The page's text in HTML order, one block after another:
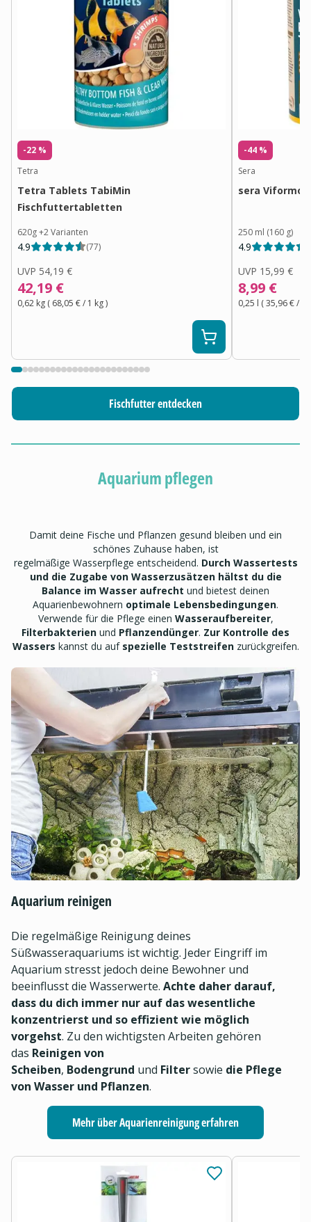
-22 %
Tetra
Tetra Tablets TabiMin
Fischfuttertabletten
620g+2Varianten
4.9 (77)
UVP 54,19 €
42,19 €
0,62 kg ( 68,05 €/ 1 kg)
-44 %
Sera
sera Viformo
250 ml (160 g)
4.9
UVP 15,99 €
8,99 €
0,25 l (35,96 €/ 1
Fischfutter entdecken
Aquarium pflegen
Damit deine Fische und Pflanzen gesund bleiben und ein
schönes Zuhause haben, ist
regelmäßige Wasserpflege entscheidend. Durch Wassertests
und die Zugabe von Wasserzusätzen hältst du die
Balance im Wasser aufrecht und bietest deinen
Aquarienbewohnern optimale Lebensbedingungen.
Verwende für die Pflege einen Wasseraufbereiter,
Filterbakterien und Pflanzendünger. Zur Kontrolle des
Wassers kannst du auf spezielle Teststreifenzurückgreifen.
Aquarium reinigen
Die regelmäßige Reinigung deines
Süßwasseraquariums ist wichtig. Jeder Eingriff im
Aquarium stresst jedoch deine Bewohner und
beeinflusst die Wasserwerte. Achte daher darauf,
dass du dich immer nur auf das wesentliche
konzentrierst und so effizient wie möglich
vorgehst. Zu den wichtigsten Arbeiten gehören
das Reinigen von
Scheiben, Bodengrund und Filtersowie die Pflege
von Wasser und Pflanzen.
Mehr über Aquarienreinigung erfahren